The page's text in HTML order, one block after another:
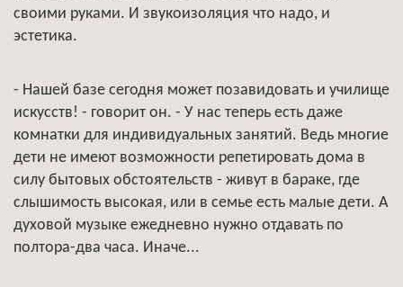
своими руками. И звукоизоляция что надо, и
эстетика.
- Нашей базе сегодня может позавидовать и училище
искусств! - говорит он. - У нас теперь есть даже
комнатки для индивидуальных занятий. Ведь многие
дети не имеют возможности репетировать дома в
силу бытовых обстоятельств - живут в бараке, где
слышимость высокая, или в семье есть малые дети. А
духовой музыке ежедневно нужно отдавать по
полтора-два часа. Иначе...